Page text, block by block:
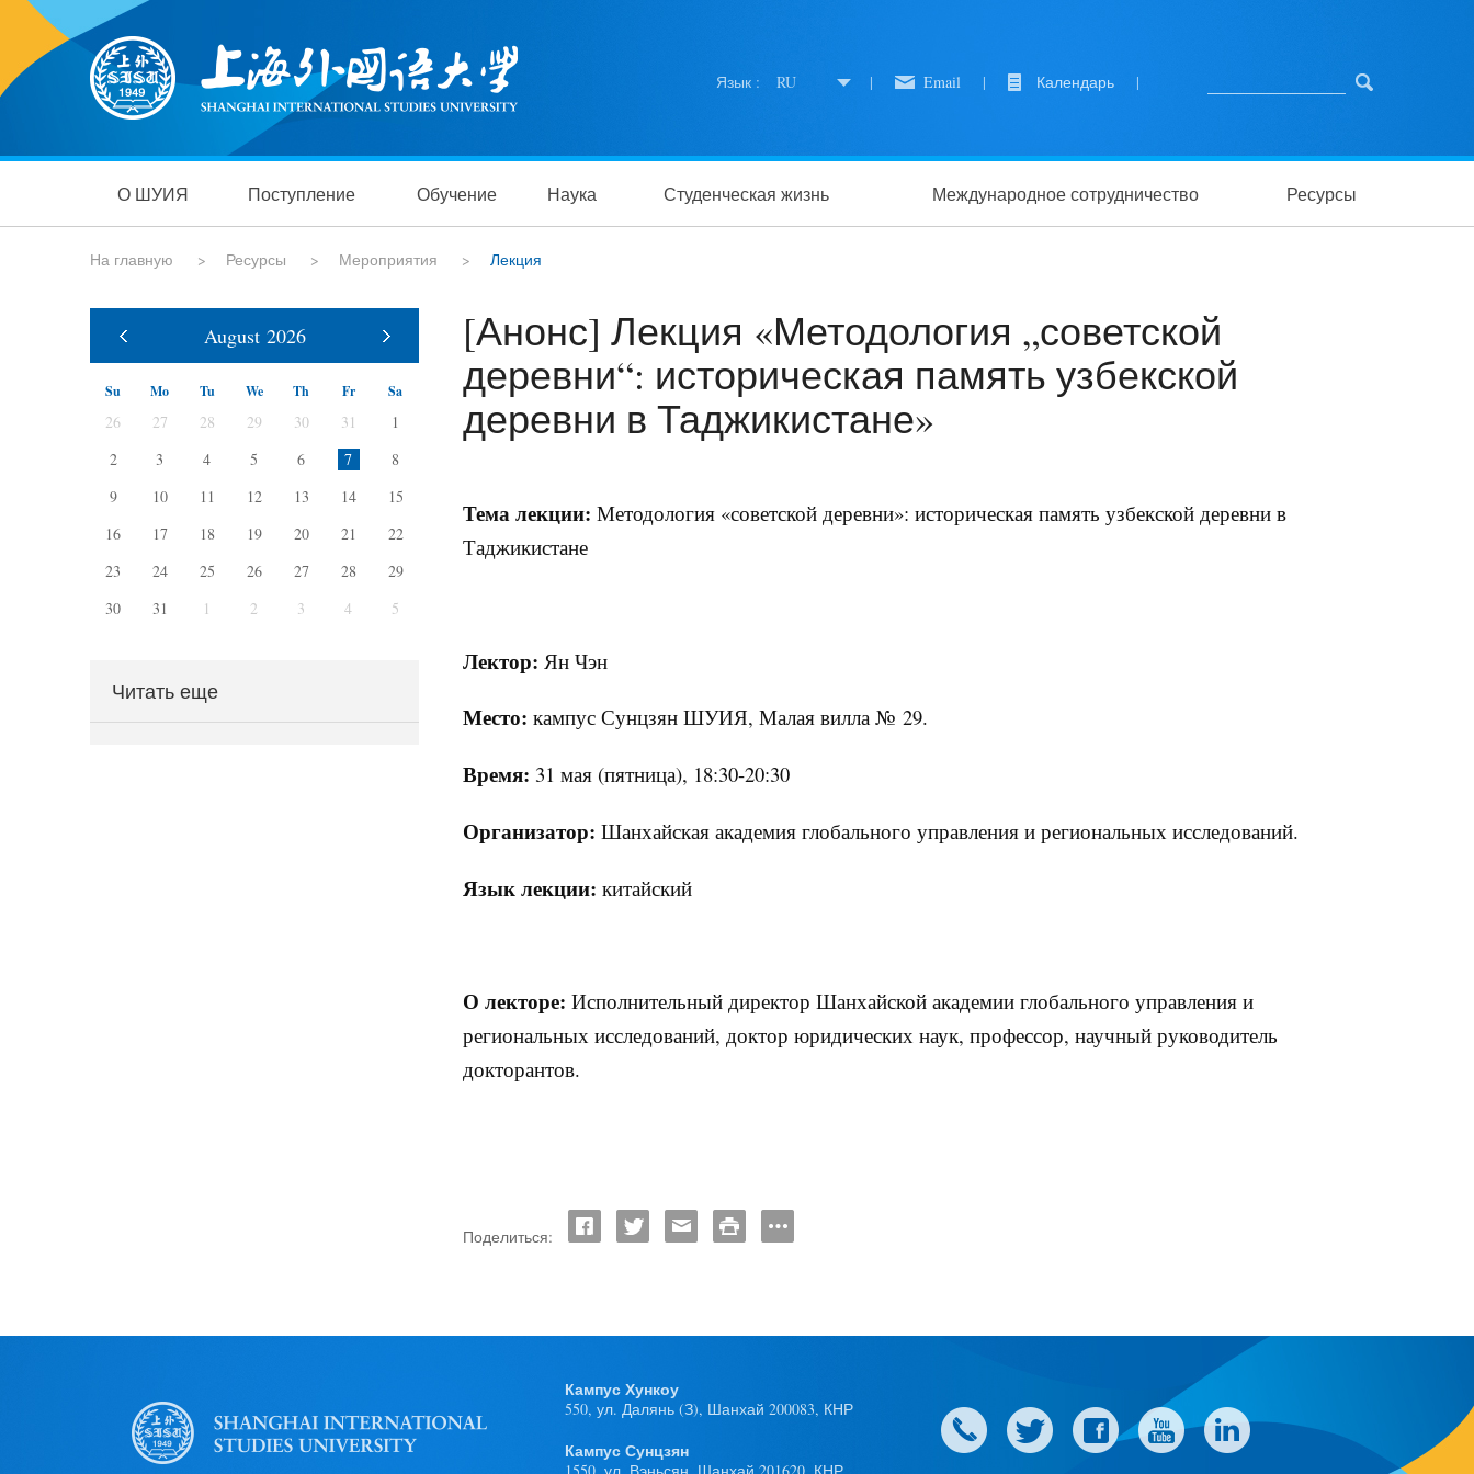
Язык : RU | Email | Календарь |
О ШУИЯ Поступление Обучение Наука Студенческая жизнь Международное сотрудничество Ресурсы
На главную > Ресурсы > Мероприятия > Лекция
August 2026
Su Mo Tu We Th Fr Sa
26 27 28 29 30 31
1
2
3 4 5 6 7
8
9
10 11 12 13 14
15
16
17 18 19 20 21
22
23
24 25 26 27 28
29
30
31 1 2 3 4 5
Читать еще
[Анонс] Лекция «Методология „советской
деревни“: историческая память узбекской
деревни в Таджикистане»
Тема лекции: Методология «советской деревни»: историческая память узбекской деревни в
Таджикистане
Лектор: Ян Чэн
Место: кампус Сунцзян ШУИЯ, Малая вилла № 29.
Время: 31 мая (пятница), 18:30-20:30
Организатор: Шанхайская академия глобального управления и региональных исследований.
Язык лекции: китайский
О лекторе: Исполнительный директор Шанхайской академии глобального управления и
региональных исследований, доктор юридических наук, профессор, научный руководитель
докторантов.
Поделиться:
Кампус Хункоу
550, ул. Далянь (З), Шанхай 200083, КНР
Кампус Сунцзян